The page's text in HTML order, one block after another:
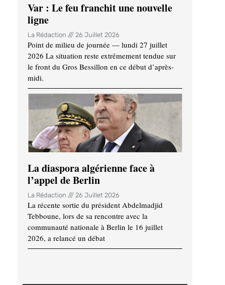
Var : Le feu franchit une nouvelle
ligne
La Rédaction 26 Juillet 2026
Point de milieu de journée — lundi 27 juillet
2026 La situation reste extrêmement tendue sur
le front du Gros Bessillon en ce début d’après-
midi.
La diaspora algérienne face à
l’appel de Berlin
La Rédaction 26 Juillet 2026
La récente sortie du président Abdelmadjid
Tebboune, lors de sa rencontre avec la
communauté nationale à Berlin le 16 juillet
2026, a relancé un débat